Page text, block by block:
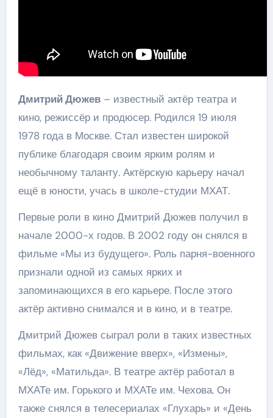
Дмитрий Дюжев– известный актёр театра и
кино, режиссёр и продюсер. Родился 19 июля
1978 года в Москве. Стал известен широкой
публике благодаря своим ярким ролям и
необычному таланту. Актёрскую карьеру начал
ещё в юности, учась в школе-студии МХАТ.
Первые роли в кино Дмитрий Дюжев получил в
начале 2000-х годов. В 2002 году он снялся в
фильме «Мы из будущего». Роль парня-военного
признали одной из самых ярких и
запоминающихся в его карьере. После этого
актёр активно снимался и в кино, и в театре.
Дмитрий Дюжев сыграл роли в таких известных
фильмах, как «Движение вверх», «Измены»,
«Лёд», «Матильда». В театре актёр работал в
МХАТе им. Горького и МХАТе им. Чехова. Он
также снялся в телесериалах «Глухарь» и «День